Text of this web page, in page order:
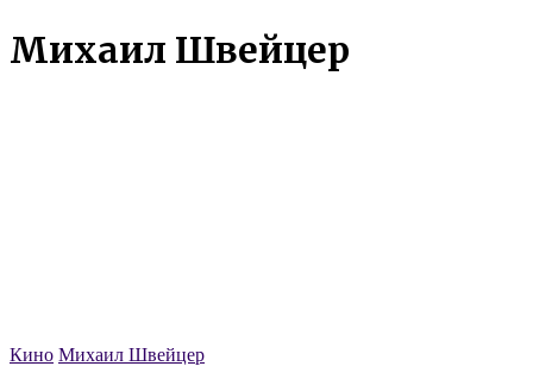
Михаил Швейцер
Кино Михаил Швейцер